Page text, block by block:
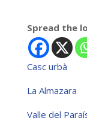
Spread the
Casc urbà
La Almazara
Valle del